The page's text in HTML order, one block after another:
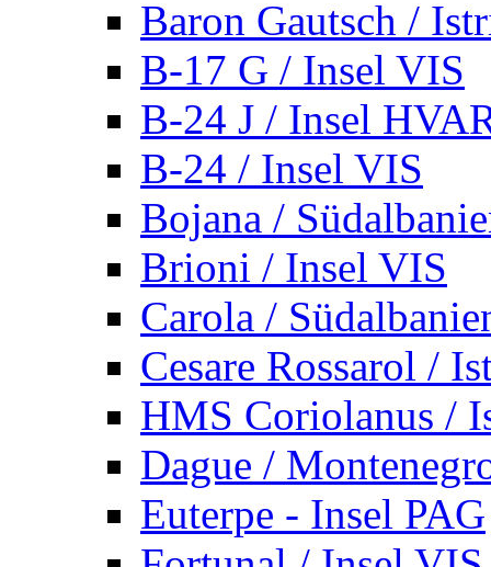
Baron Gautsch /
B-17 G / Insel VIS
B-24 J / Insel
B-24 / Insel VIS
Bojana /
Brioni / Insel VIS
Carola /
Cesare Rossarol /
HMS Coriolanus /
Dague /
Euterpe - Insel PAG